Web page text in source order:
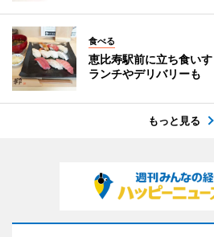
食べる
恵比寿駅前に立ち食い
ランチやデリバリーも
もっと見る